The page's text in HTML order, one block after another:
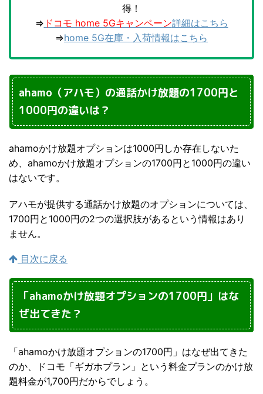
得！
⇒ ドコモ home 5Gキャンペーン詳細はこちら
⇒home 5G在庫・入荷情報はこちら
ahamo（アハモ）の通話かけ放題の1700円と
1000円の違いは？
ahamoかけ放題オプションは1000円しか存在しないた
め、ahamoかけ放題オプションの1700円と1000円の違い
はないです。
アハモが提供する通話かけ放題のオプションについては、
1700円と1000円の2つの選択肢があるという情報はあり
ません。
目次に戻る
「ahamoかけ放題オプションの1700円」はな
ぜ出てきた？
「ahamoかけ放題オプションの1700円」はなぜ出てきた
のか、ドコモ「ギガホプラン」という料金プランのかけ放
題料金が1,700円だからでしょう。